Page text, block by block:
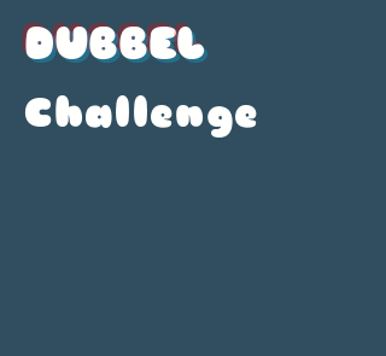
DUBBEL
Challenge